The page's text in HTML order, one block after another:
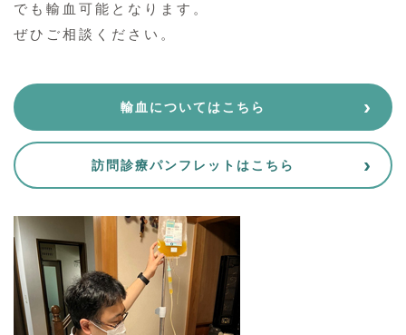
でも輸血可能となります。
ぜひご相談ください。
輸血についてはこちら
訪問診療パンフレットはこちら